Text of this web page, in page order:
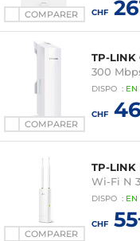
COMPARER CHF
COMPARER
TP-LINK
300
DISPO : EN
CHF46
COMPARER
TP-LINK
Wi-Fi N
DISPO : EN
CHF55